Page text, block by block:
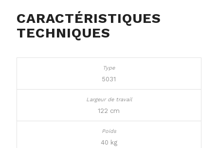
CARACTÉRISTIQUES
TECHNIQUES
5031
122 cm
40 kg